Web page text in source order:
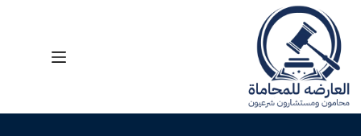
التجاوز
إلى
المحتوى